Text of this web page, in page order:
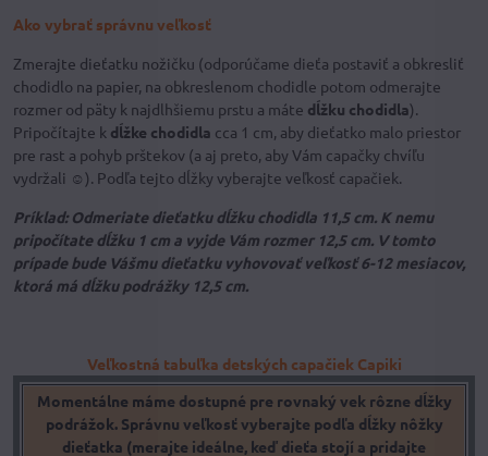
Ako vybrať správnu veľkosť
Zmerajte dieťatku nožičku (odporúčame dieťa postaviť a obkresliť
chodidlo na papier, na obkreslenom chodidle potom odmerajte
rozmer od päty k najdlhšiemu prstu a máte dĺžku chodidla).
Pripočítajte k dĺžke chodidla cca 1 cm, aby dieťatko malo priestor
pre rast a pohyb prštekov (a aj preto, aby Vám capačky chvíľu
vydržali ☺). Podľa tejto dĺžky vyberajte veľkosť capačiek.
Príklad: Odmeriate dieťatku dĺžku chodidla 11,5 cm. K nemu
pripočítate dĺžku 1 cm a vyjde Vám rozmer 12,5 cm. V tomto
prípade bude Vášmu dieťatku vyhovovať veľkosť 6-12 mesiacov,
ktorá má dĺžku podrážky 12,5 cm.
Veľkostná tabuľka detských capačiek Capiki
Momentálne máme dostupné pre rovnaký vek rôzne dĺžky
podrážok. Správnu veľkosť vyberajte podľa dĺžky nôžky
dieťatka (merajte ideálne, keď dieťa stojí a pridajte